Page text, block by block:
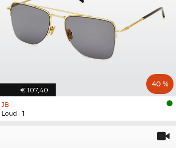
€ 107,40
40 %
JB
Loud - 1